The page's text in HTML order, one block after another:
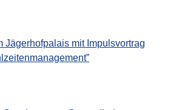
Jägerhofpalais mit Impulsvortrag